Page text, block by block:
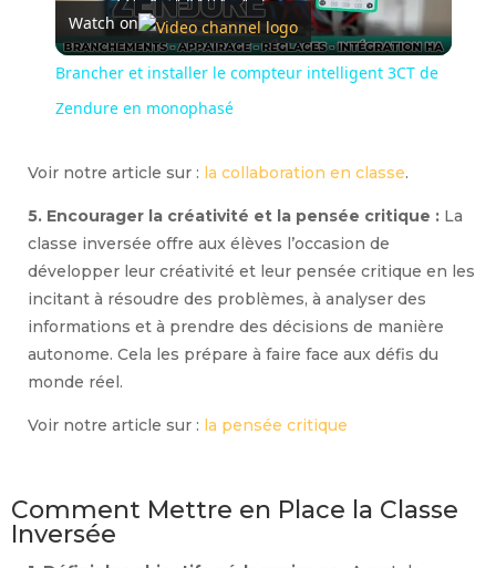
l
y
V
i
e
o
Watch on
Brancher et installer le compteur intelligent 3CT de
Zendure en monophasé
Voir notre article sur : la collaboration en classe.
5. Encourager la créativité et la pensée critique : La
classe inversée offre aux élèves l’occasion de
développer leur créativité et leur pensée critique en les
incitant à résoudre des problèmes, à analyser des
informations et à prendre des décisions de manière
autonome. Cela les prépare à faire face aux défis du
monde réel.
Voir notre article sur : la pensée critique
Comment Mettre en Place la Classe
Inversée